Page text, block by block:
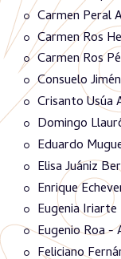
Carmen Peral
Carmen Ros
Carmen Ros
Consuelo
Crisanto Usúa
Domingo
Eduardo
Elisa Juániz
Enrique
Eugenia
Eugenio Roa -
Feliciano